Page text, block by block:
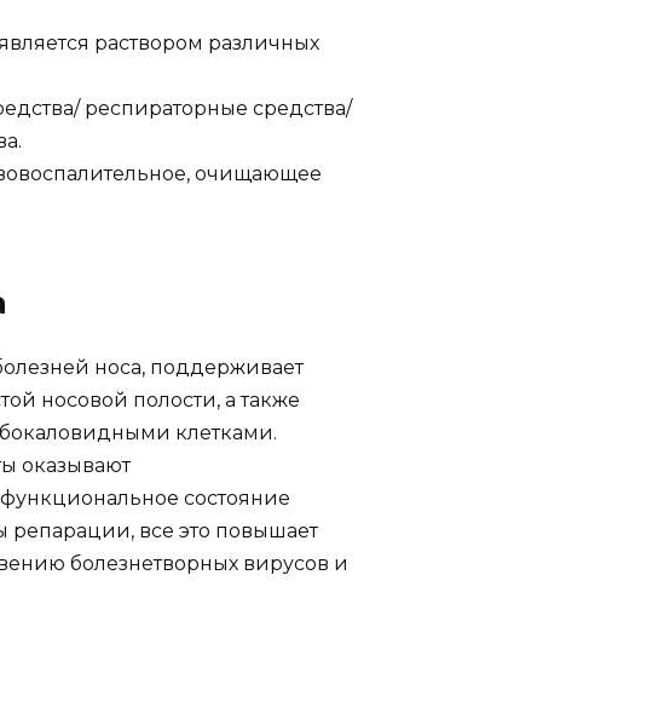
раствором различных
респираторные средства/
очищающее
носа, поддерживает
носовой полости, а также
клетками.
оказывают
состояние
репарации, все это повышает
болезнетворных вирусов и